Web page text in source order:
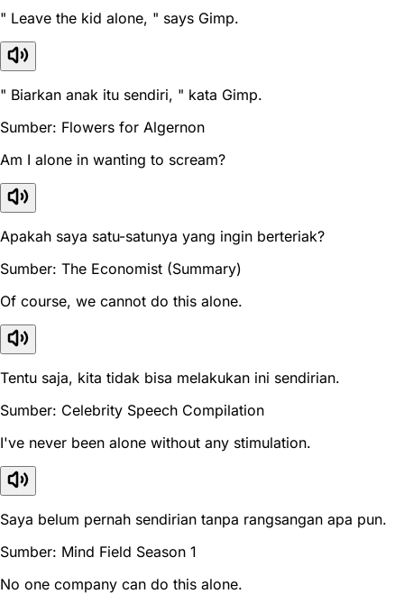
" Leave the kid alone, " says Gimp.
" Biarkan anak itu sendiri, " kata Gimp.
Sumber: Flowers for Algernon
Am I alone in wanting to scream?
Apakah saya satu-satunya yang ingin berteriak?
Sumber: The Economist (Summary)
Of course, we cannot do this alone.
Tentu saja, kita tidak bisa melakukan ini sendirian.
Sumber: Celebrity Speech Compilation
I've never been alone without any stimulation.
Saya belum pernah sendirian tanpa rangsangan apa pun.
Sumber: Mind Field Season 1
No one company can do this alone.